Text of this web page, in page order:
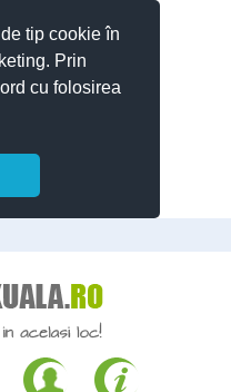
tip cookie în
Prin
cu folosirea